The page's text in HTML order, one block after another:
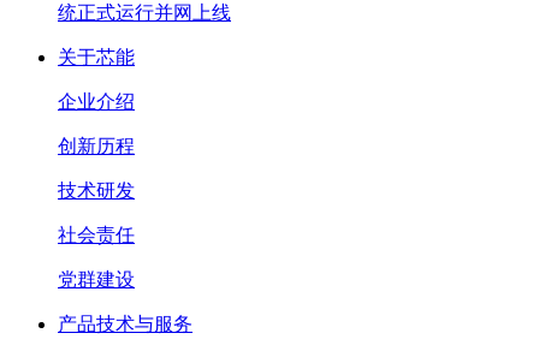
统正式运行并网上线
关于芯能
企业介绍
创新历程
技术研发
社会责任
党群建设
产品技术与服务